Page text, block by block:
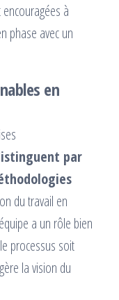
à
phase avec un
en
par
du travail en
a un rôle bien
processus soit
la vision du